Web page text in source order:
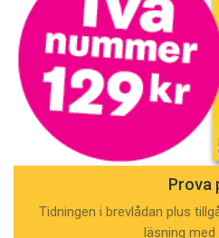
Prova
Tidningen i brevlådan plus
läsning med